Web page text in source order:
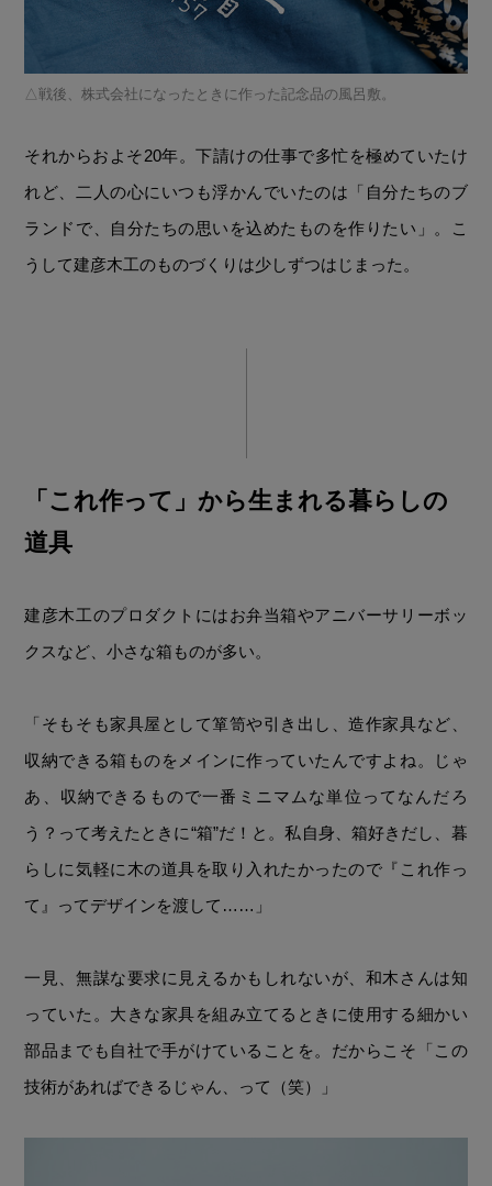
戦後、株式会社になったときに作った記念品の風呂敷。
それからおよそ20年。下請けの仕事で多忙を極めていたけ
れど、二人の心にいつも浮かんでいたのは「自分たちのブ
ランドで、自分たちの思いを込めたものを作りたい」。こ
うして建彦木工のものづくりは少しずつはじまった。
「これ作って」から生まれる暮らしの
道具
建彦木工のプロダクトにはお弁当箱やアニバーサリーボッ
クスなど、小さな箱ものが多い。
「そもそも家具屋として箪笥や引き出し、造作家具など、
収納できる箱ものをメインに作っていたんですよね。じゃ
あ、収納できるもので一番ミニマムな単位ってなんだろ
う？って考えたときに“箱”だ！と。私自身、箱好きだし、暮
らしに気軽に木の道具を取り入れたかったので『これ作っ
て』ってデザインを渡して……」
一見、無謀な要求に見えるかもしれないが、和木さんは知
っていた。大きな家具を組み立てるときに使用する細かい
部品までも自社で手がけていることを。だからこそ「この
技術があればできるじゃん、って（笑）」